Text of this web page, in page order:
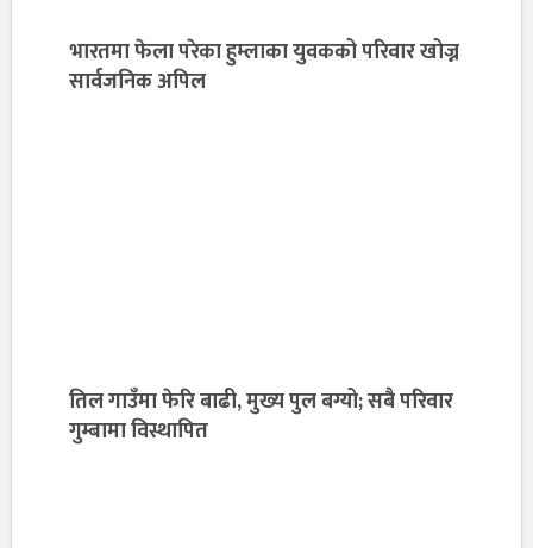
भारतमा फेला परेका हुम्लाका युवकको परिवार खोज्न
सार्वजनिक अपिल
तिल गाउँमा फेरि बाढी, मुख्य पुल बग्यो; सबै परिवार
गुम्बामा विस्थापित